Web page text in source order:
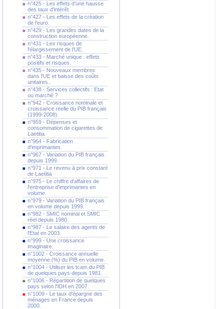
n°425 - Les effets d'une hausse
des taux d'intérêt.
n°427 - Les effets de la création
de l'euro.
n°429 - Les grandes dates de la
construction européenne.
n°431 - Les risques de
l'élargissement de l'UE.
n°433 - Marché unique : effets
positifs et risques.
n°435 - Nouveaux membres
dans l'UE et baisse des coûts
unitaires..
n°438 - Services collectifs : Etat
ou marché ?
n°942 - Croissance nominale et
croissance réelle du PIB français
(1999-2008).
n°959 - Dépenses et
consommation de cigarettes de
Laetitia.
n°964 - Fabrication
d'imprimantes.
n°967 - Variation du PIB français
depuis 1999.
n°971 - Le revenu à prix constant
de Laetitia
n°975 - Le chiffre d'affaires de
l'entreprise d'imprimantes en
volume.
n°979 - Variation du PIB français
en volume depuis 1999.
n°982 - SMIC nominal et SMIC
réel depuis 1980.
n°987 - Le salaire des agents de
l'Etat en 2003.
n°999 - Une croissance
imaginaire.
n°1002 - Croissance annuelle
moyenne (%) du PIB en volume.
n°1004 - Utiliser les tcam du PIB
de quelques pays depuis 1981.
n°1006 - Répartition de quelques
pays selon l'IDH en 2007.
n°1009 - Le taux d'épargne des
ménages en France depuis
2000.